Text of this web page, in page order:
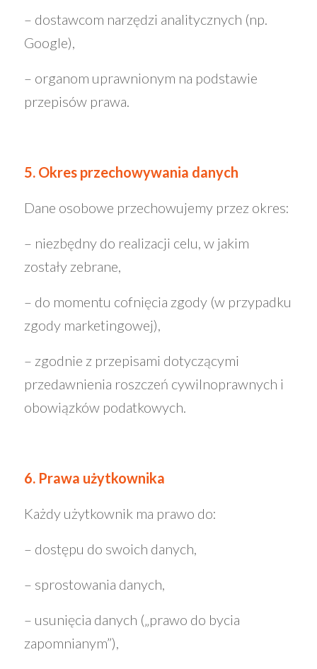
– dostawcom narzędzi analitycznych (np.
Google),
– organom uprawnionym na podstawie
przepisów prawa.
5. Okres przechowywania danych
Dane osobowe przechowujemy przez okres:
– niezbędny do realizacji celu, w jakim
zostały zebrane,
– do momentu cofnięcia zgody (w przypadku
zgody marketingowej),
– zgodnie z przepisami dotyczącymi
przedawnienia roszczeń cywilnoprawnych i
obowiązków podatkowych.
6. Prawa użytkownika
Każdy użytkownik ma prawo do:
– dostępu do swoich danych,
– sprostowania danych,
– usunięcia danych („prawo do bycia
zapomnianym”),